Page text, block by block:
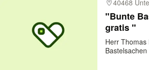
40468
"Bunte
gratis "
Herr